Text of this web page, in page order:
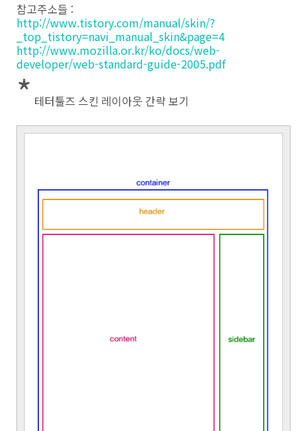
참고주소들 :
http://www.tistory.com/manual/skin/?
_top_tistory=navi_manual_skin&page=4
http://www.mozilla.or.kr/ko/docs/web-
developer/web-standard-guide-2005.pdf
* 테터툴즈 스킨 레이아웃 간략 보기